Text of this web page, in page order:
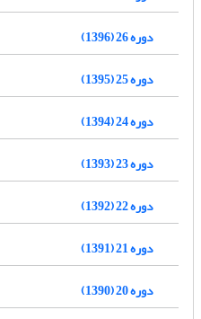
دوره 26 (1396)
دوره 25 (1395)
دوره 24 (1394)
دوره 23 (1393)
دوره 22 (1392)
دوره 21 (1391)
دوره 20 (1390)